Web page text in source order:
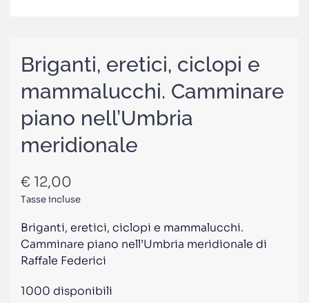
Briganti, eretici, ciclopi e
mammalucchi. Camminare
piano nell’Umbria
meridionale
€ 12,00
Tasse incluse
Briganti, eretici, ciclopi e mammalucchi.
Camminare piano nell’Umbria meridionale di
Raffale Federici
1000 disponibili